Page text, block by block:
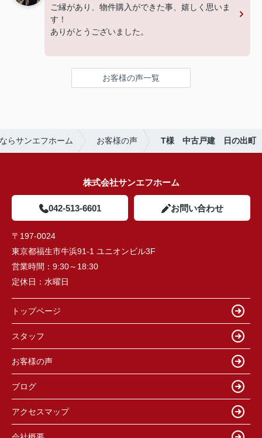
ご縁があり、物件購入ができた事、嬉しく思いま
す！
ありがとうございました。
お客様の声一覧
らサンエフホーム お客様の声 T様 中古戸建 日の出町
株式会社サンエフホーム
042-513-6601 お問い合わせ
〒197-0024
東京都福生市牛浜91-1 ユニオンビル3F
営業時間： 9:30～18:30
定休日： 水曜日
トップページ
スタッフ
お客様の声
ブログ
アクセスマップ